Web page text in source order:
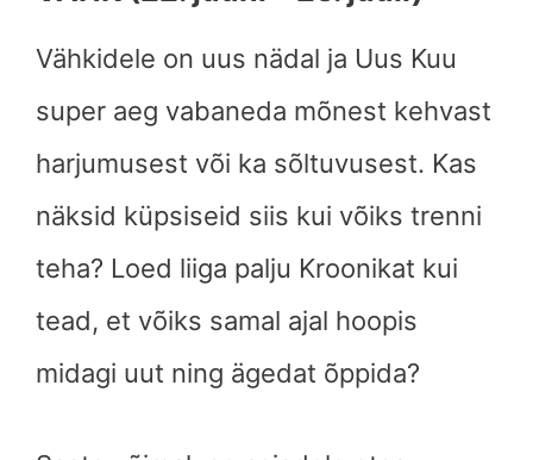
Vähkidele on uus nädal ja Uus Kuu
super aeg vabaneda mõnest kehvast
harjumusest või ka sõltuvusest. Kas
näksid küpsiseid siis kui võiks trenni
teha? Loed liiga palju Kroonikat kui
tead, et võiks samal ajal hoopis
midagi uut ning ägedat õppida?